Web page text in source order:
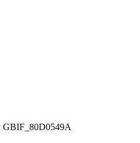
GBIF_80D0549A